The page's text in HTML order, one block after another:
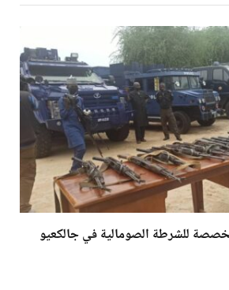
للشرطة الصومالية في جالكعيو